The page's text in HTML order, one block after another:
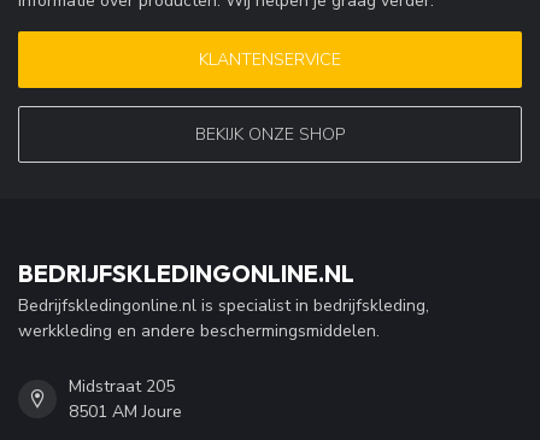
KLANTENSERVICE
BEKIJK ONZE SHOP
BEDRIJFSKLEDINGONLINE.NL
Bedrijfskledingonline.nl is specialist in bedrijfskleding,
werkkleding en andere beschermingsmiddelen.
Midstraat 205
8501 AM Joure